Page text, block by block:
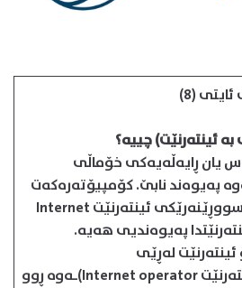
(8)
ئینته‌رنێت) چییه؟
یان ڕایه‌ڵه‌یه‌كی خۆماڵی
په‌یوه‌ند نابێ. كۆمپیۆته‌ره‌كه‌ت
په‌یوه‌ند ده‌بێ به (هه‌ڵسووڕێنه‌رێكی ئینته‌رنێت Internet
له‌ڕێی
(هه‌ڵسووڕێنه‌رێكی ئینته‌رنێت Internet operator)ـه‌وه ڕوو